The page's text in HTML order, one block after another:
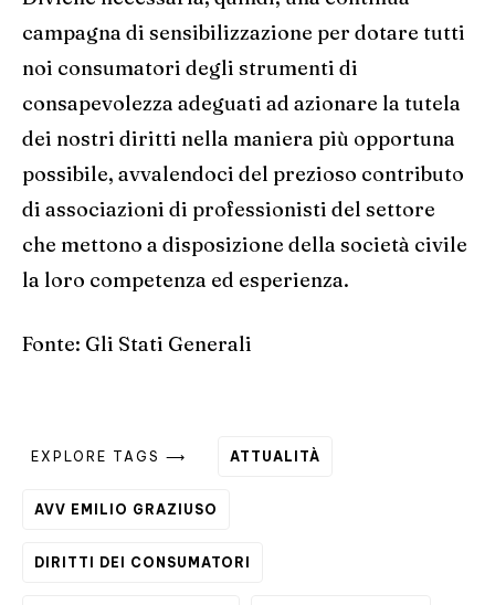
campagna di sensibilizzazione per dotare tutti
noi consumatori degli strumenti di
consapevolezza adeguati ad azionare la tutela
dei nostri diritti nella maniera più opportuna
possibile, avvalendoci del prezioso contributo
di associazioni di professionisti del settore
che mettono a disposizione della società civile
la loro competenza ed esperienza.
Fonte: Gli Stati Generali
EXPLORE TAGS ⟶ ATTUALITÀ
AVV EMILIO GRAZIUSO
DIRITTI DEI CONSUMATORI